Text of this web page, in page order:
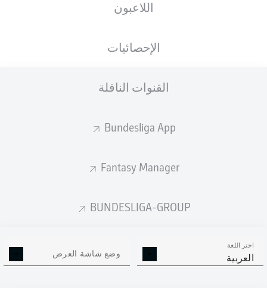
اللاعبون
الإحصائيات
القنوات الناقلة
Bundesliga App
Fantasy Manager
BUNDESLIGA-GROUP
اختر اللغة
العربية وضع شاشة العرض
إعلان